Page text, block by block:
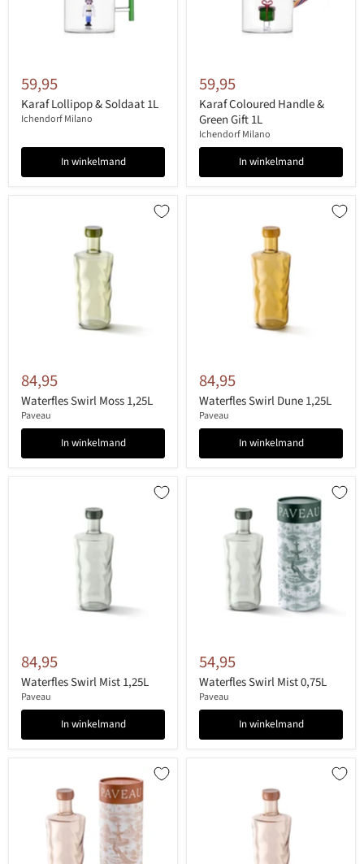
59,95
Karaf Lollipop & Soldaat 1L
Ichendorf Milano
In winkelmand
59,95
Karaf Coloured Handle &
Green Gift 1L
Ichendorf Milano
In winkelmand
84,95
Waterfles Swirl Moss 1,25L
Paveau
In winkelmand
84,95
Waterfles Swirl Dune 1,25L
Paveau
In winkelmand
84,95
Waterfles Swirl Mist 1,25L
Paveau
In winkelmand
54,95
Waterfles Swirl Mist 0,75L
Paveau
In winkelmand